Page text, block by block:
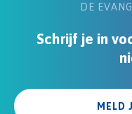
DE
Schrijf je in
MELD